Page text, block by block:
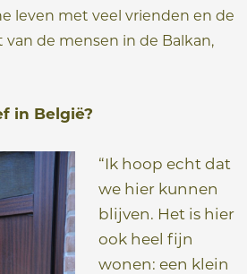
leven met veel vrienden en de
de mensen in de Balkan,
in België?
“Ik hoop echt dat
we hier kunnen
blijven. Het is hier
ook heel fijn
wonen: een klein